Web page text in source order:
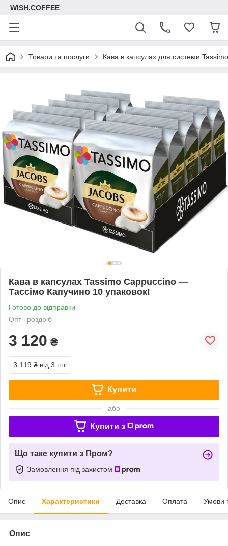
WISH.COFFEE
Товари та послуги Кава в капсулах для системи Tassimo
Кава в капсулах Tassimo Cappuccino —
Тассімо Капучино 10 упаковок!
Готово до відправки
Опт і роздріб
3 120 ₴
3 119 ₴ від 3 шт.
Купити
або
Купити з
Що таке купити з Пром?
Замовлення під захистом
Опис Характеристики Доставка Оплата Умови
Опис